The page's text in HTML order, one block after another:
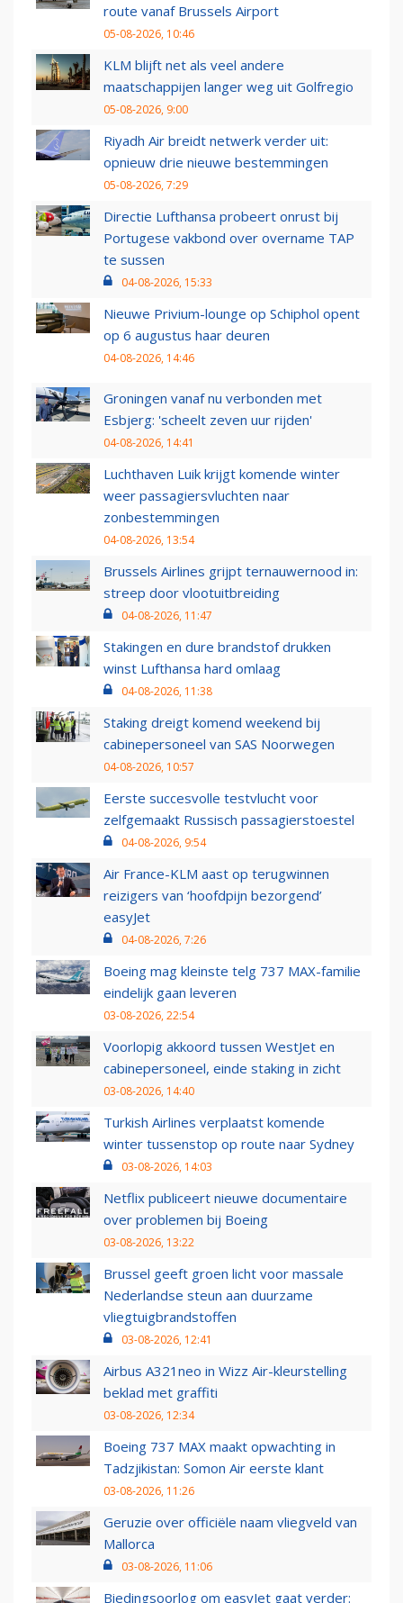
route vanaf Brussels Airport
05-08-2026, 10:46
KLM blijft net als veel andere
maatschappijen langer weg uit Golfregio
05-08-2026, 9:00
Riyadh Air breidt netwerk verder uit:
opnieuw drie nieuwe bestemmingen
05-08-2026, 7:29
Directie Lufthansa probeert onrust bij
Portugese vakbond over overname TAP
te sussen
04-08-2026, 15:33
Nieuwe Privium-lounge op Schiphol opent
op 6 augustus haar deuren
04-08-2026, 14:46
Groningen vanaf nu verbonden met
Esbjerg: 'scheelt zeven uur rijden'
04-08-2026, 14:41
Luchthaven Luik krijgt komende winter
weer passagiersvluchten naar
zonbestemmingen
04-08-2026, 13:54
Brussels Airlines grijpt ternauwernood in:
streep door vlootuitbreiding
04-08-2026, 11:47
Stakingen en dure brandstof drukken
winst Lufthansa hard omlaag
04-08-2026, 11:38
Staking dreigt komend weekend bij
cabinepersoneel van SAS Noorwegen
04-08-2026, 10:57
Eerste succesvolle testvlucht voor
zelfgemaakt Russisch passagierstoestel
04-08-2026, 9:54
Air France-KLM aast op terugwinnen
reizigers van ‘hoofdpijn bezorgend’
easyJet
04-08-2026, 7:26
Boeing mag kleinste telg 737 MAX-familie
eindelijk gaan leveren
03-08-2026, 22:54
Voorlopig akkoord tussen WestJet en
cabinepersoneel, einde staking in zicht
03-08-2026, 14:40
Turkish Airlines verplaatst komende
winter tussenstop op route naar Sydney
03-08-2026, 14:03
Netflix publiceert nieuwe documentaire
over problemen bij Boeing
03-08-2026, 13:22
Brussel geeft groen licht voor massale
Nederlandse steun aan duurzame
vliegtuigbrandstoffen
03-08-2026, 12:41
Airbus A321neo in Wizz Air-kleurstelling
beklad met graffiti
03-08-2026, 12:34
Boeing 737 MAX maakt opwachting in
Tadzjikistan: Somon Air eerste klant
03-08-2026, 11:26
Geruzie over officiële naam vliegveld van
Mallorca
03-08-2026, 11:06
Biedingsoorlog om easyJet gaat verder: